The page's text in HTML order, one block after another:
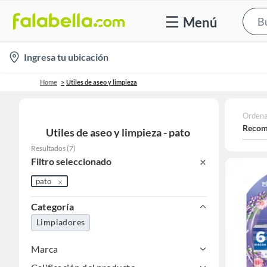
Menú
location-
icon
Ingresa tu ubicación
Home Utiles de aseo y limpieza
Utiles de aseo y limpieza - pato
Resultados (7)
Filtro seleccionado
pato
Categoría
Limpiadores
Marca